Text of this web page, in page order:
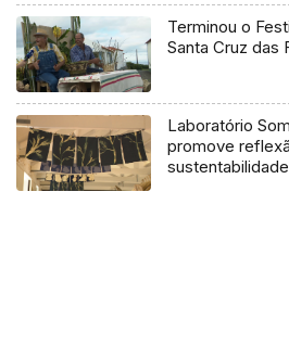
Terminou o
Santa Cruz das
Laboratório
promove
sustentabilidade